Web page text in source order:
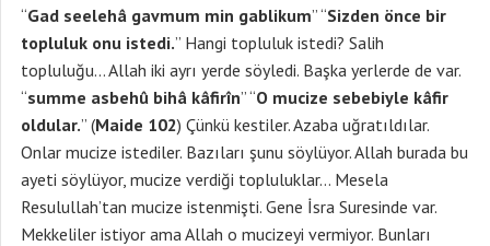
“Gad seelehâ gavmum min gablikum” “Sizden önce bir
topluluk onu istedi.” Hangi topluluk istedi? Salih
topluluğu… Allah iki ayrı yerde söyledi. Başka yerlerde de var.
“summe asbehû bihâ kâfirîn” “O mucize sebebiyle kâfir
oldular.” (Maide 102) Çünkü kestiler. Azaba uğratıldılar.
Onlar mucize istediler. Bazıları şunu söylüyor. Allah burada bu
ayeti söylüyor, mucize verdiği topluluklar… Mesela
Resulullah’tan mucize istenmişti. Gene İsra Suresinde var.
Mekkeliler istiyor ama Allah o mucizeyi vermiyor. Bunları